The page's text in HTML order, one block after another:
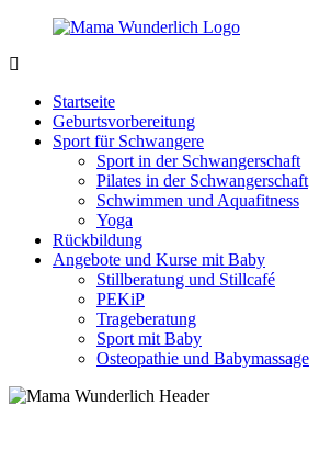
Zurück
Inhalt
sein
wunderbar!
Startseite
Geburtsvorbereitung
Sport für Schwangere
Sport in der Schwangerschaft
Pilates in der Schwangerschaft
Schwimmen und Aquafitness
Yoga
Rückbildung
Angebote und Kurse mit Baby
Stillberatung und Stillcafé
PEKiP
Trageberatung
Sport mit Baby
Osteopathie und Babymassage